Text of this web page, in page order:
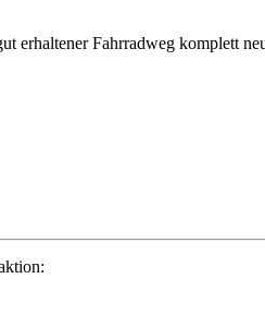
erhaltener Fahrradweg komplett